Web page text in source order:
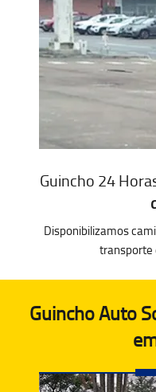
Guincho 24
Disponibilizamos
transporte
Guincho Auto